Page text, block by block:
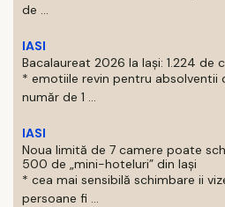
de ...
IASI
Bacalaureat 2026 la Iași: 1.224 de
* emotiile revin pentru absolventii
număr de 1 ...
IASI
Noua limită de 7 camere poate
500 de „mini-hoteluri” din Iași
* cea mai sensibilă schimbare ii
persoane fi ...